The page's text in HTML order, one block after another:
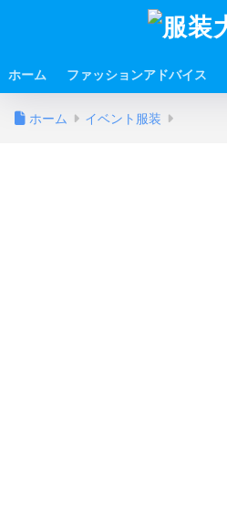
ホーム ファッションアドバイス
ホーム イベント服装